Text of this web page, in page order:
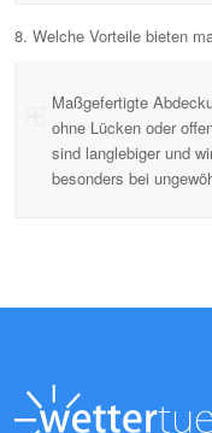
8. Welche Vorteile bieten
Maßgefertigte
ohne Lücken oder
sind langlebiger und
besonders bei